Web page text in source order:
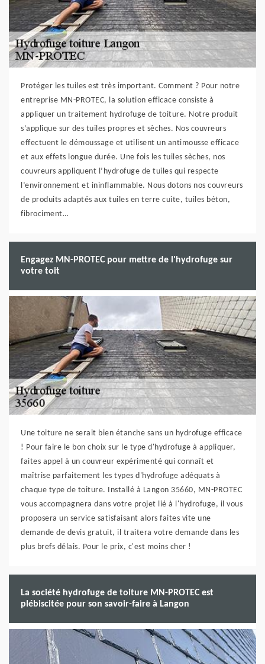
Protéger les tuiles est très important. Comment ? Pour notre
entreprise MN-PROTEC, la solution efficace consiste à
appliquer un traitement hydrofuge de toiture. Notre produit
s’applique sur des tuiles propres et sèches. Nos couvreurs
effectuent le démoussage et utilisent un antimousse efficace
et aux effets longue durée. Une fois les tuiles sèches, nos
couvreurs appliquent l’hydrofuge de tuiles qui respecte
l’environnement et ininflammable. Nous dotons nos couvreurs
de produits adaptés aux tuiles en terre cuite, tuiles béton,
fibrociment…
Engagez MN-PROTEC pour mettre de l'hydrofuge sur
votre toit
Une toiture ne serait bien étanche sans un hydrofuge efficace
! Pour faire le bon choix sur le type d'hydrofuge à appliquer,
faites appel à un couvreur expérimenté qui connaît et
maîtrise parfaitement les types d'hydrofuge adéquats à
chaque type de toiture. Installé à Langon 35660, MN-PROTEC
vous accompagnera dans votre projet lié à l'hydrofuge, il vous
proposera un service satisfaisant alors faites vite une
demande de devis gratuit, il traitera votre demande dans les
plus brefs délais. Pour le prix, c'est moins cher !
La société hydrofuge de toiture MN-PROTEC est
plébiscitée pour son savoir-faire à Langon